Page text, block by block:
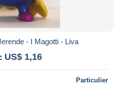
- I Magotti - Liva
US$ 1,16
Particulier